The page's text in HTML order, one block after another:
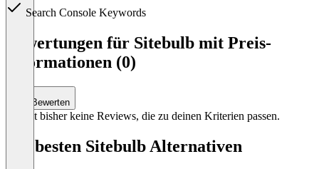
Search Console Keywords
Bewertungen für Sitebulb mit Preis-
Informationen (0)
Bewerten
Es gibt bisher keine Reviews, die zu deinen Kriterien passen.
Die besten Sitebulb Alternativen